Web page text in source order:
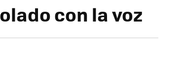
con la voz